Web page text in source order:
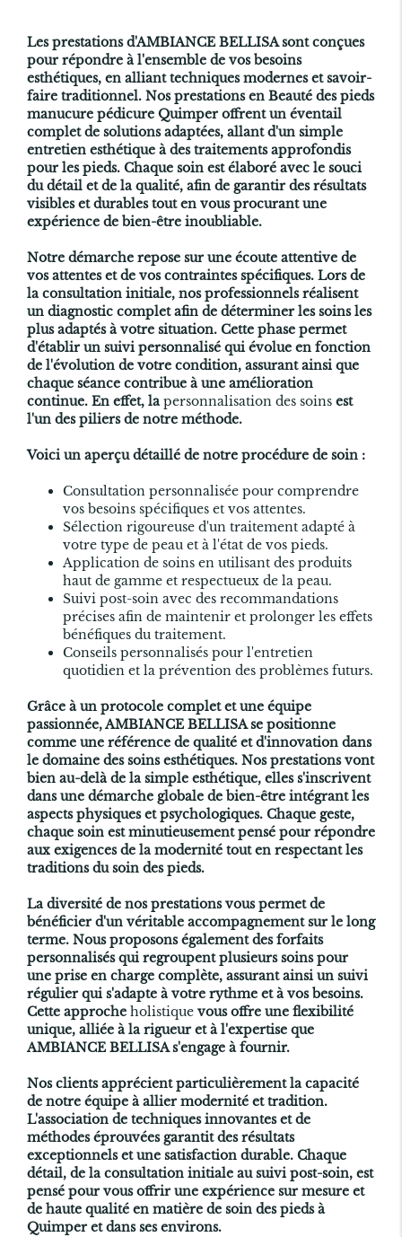
Les prestations d'AMBIANCE BELLISA sont conçues
pour répondre à l'ensemble de vos besoins
esthétiques, en alliant techniques modernes et savoir-
faire traditionnel. Nos prestations en Beauté des pieds
manucure pédicure Quimperoffrent un éventail
complet de solutions adaptées, allant d'un simple
entretien esthétique à des traitements approfondis
pour les pieds. Chaque soin est élaboré avec le souci
du détail et de la qualité, afin de garantir des résultats
visibles et durables tout en vous procurant une
expérience de bien-être inoubliable.
Notre démarche repose sur une écoute attentive de
vos attentes et de vos contraintes spécifiques. Lors de
la consultation initiale, nos professionnels réalisent
un diagnostic complet afin de déterminer les soins les
plus adaptés à votre situation. Cette phase permet
d'établir un suivi personnalisé qui évolue en fonction
de l'évolution de votre condition, assurant ainsi que
chaque séance contribue à une amélioration
continue. En effet, lapersonnalisation des soins est
l'un des piliers de notre méthode.
Voici un aperçu détaillé de notre procédure de soin :
Consultation personnalisée pour comprendre
vos besoins spécifiques et vos attentes.
Sélection rigoureuse d'un traitement adapté à
votre type de peau et à l'état de vos pieds.
Application de soins en utilisant des produits
haut de gamme et respectueux de la peau.
Suivi post-soin avec des recommandations
précises afin de maintenir et prolonger les effets
bénéfiques du traitement.
Conseils personnalisés pour l'entretien
quotidien et la prévention des problèmes futurs.
Grâce à un protocole complet et une équipe
passionnée, AMBIANCE BELLISA se positionne
comme une référence de qualité et d'innovation dans
le domaine des soins esthétiques. Nos prestations vont
bien au-delà de la simple esthétique, elles s'inscrivent
dans une démarche globale de bien-être intégrant les
aspects physiques et psychologiques. Chaque geste,
chaque soin est minutieusement pensé pour répondre
aux exigences de la modernité tout en respectant les
traditions du soin des pieds.
La diversité de nos prestations vous permet de
bénéficier d'un véritable accompagnement sur le long
terme. Nous proposons également des forfaits
personnalisés qui regroupent plusieurs soins pour
une prise en charge complète, assurant ainsi un suivi
régulier qui s'adapte à votre rythme et à vos besoins.
Cette approche holistique vous offre une flexibilité
unique, alliée à la rigueur et à l'expertise que
AMBIANCE BELLISA s'engage à fournir.
Nos clients apprécient particulièrement la capacité
de notre équipe à allier modernité et tradition.
L'association de techniques innovantes et de
méthodes éprouvées garantit des résultats
exceptionnels et une satisfaction durable. Chaque
détail, de la consultation initiale au suivi post-soin, est
pensé pour vous offrir une expérience sur mesure et
de haute qualité en matière de soin des pieds à
Quimper et dans ses environs.